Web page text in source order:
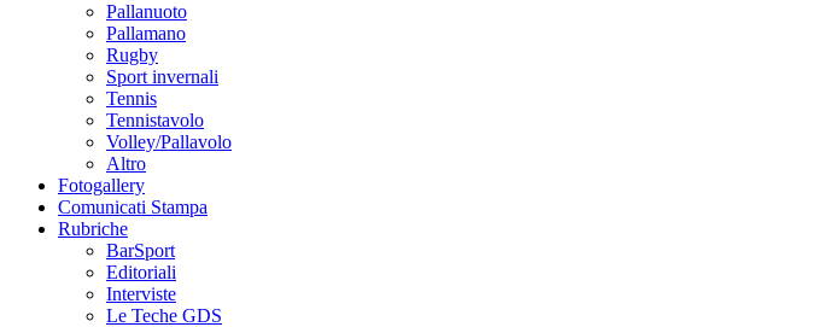
Pallanuoto
Pallamano
Rugby
Sport invernali
Tennis
Tennistavolo
Volley/Pallavolo
Altro
Fotogallery
Comunicati Stampa
Rubriche
BarSport
Editoriali
Interviste
Le Teche GDS